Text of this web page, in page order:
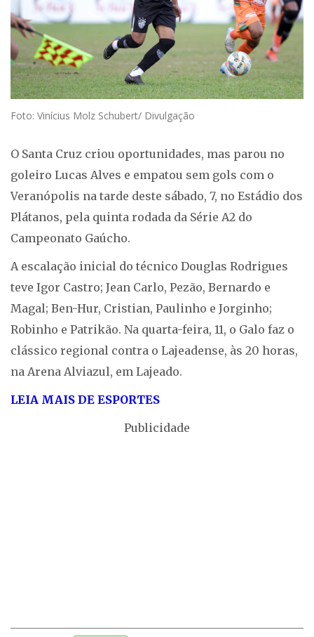
Foto: Vinícius Molz Schubert/ Divulgação
O Santa Cruz criou oportunidades, mas parou no
goleiro Lucas Alves e empatou sem gols com o
Veranópolis na tarde deste sábado, 7, no Estádio dos
Plátanos, pela quinta rodada da Série A2 do
Campeonato Gaúcho.
A escalação inicial do técnico Douglas Rodrigues
teve Igor Castro; Jean Carlo, Pezão, Bernardo e
Magal; Ben-Hur, Cristian, Paulinho e Jorginho;
Robinho e Patrikão. Na quarta-feira, 11, o Galo faz o
clássico regional contra o Lajeadense, às 20 horas,
na Arena Alviazul, em Lajeado.
LEIA MAIS DE ESPORTES
Publicidade